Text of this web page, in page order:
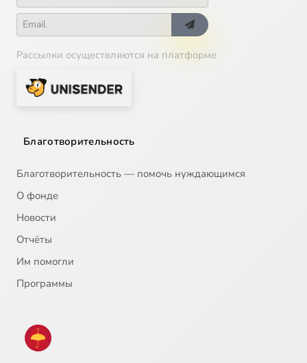
Рассылки осуществляются на платформе
Благотворительность
Благотворительность — помочь нуждающимся
О фонде
Новости
Отчёты
Им помогли
Программы